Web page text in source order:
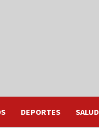
DEPORTES SALUD